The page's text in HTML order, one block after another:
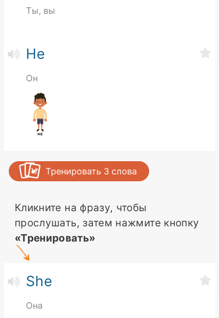
Ты, вы
He
Он
Тренировать 3 слова
Кликните на фразу, чтобы
прослушать, затем нажмите кнопку
«Тренировать»
She
Она